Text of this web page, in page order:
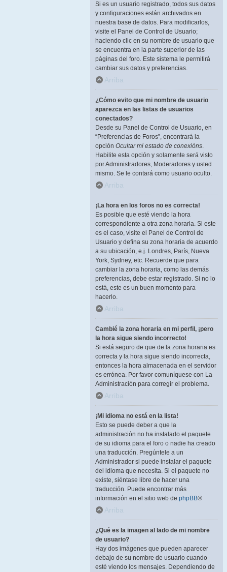
Si es un usuario registrado, todos sus datos
y configuraciones están archivados en
nuestra base de datos. Para modificarlos,
visite el Panel de Control de Usuario;
haciendo clic en su nombre de usuario que
se encuentra en la parte superior de las
páginas del foro. Este sistema le permitirá
cambiar sus datos y preferencias.
Arriba
¿Cómo evito que mi nombre de usuario
aparezca en las listas de usuarios
conectados?
Desde su Panel de Control de Usuario, en
“Preferencias de Foros”, encontrará la
opción Ocultar mi estado de conexións.
Habilite esta opción y solamente será visto
por Administradores, Moderadores y usted
mismo. Se le contará como usuario oculto.
Arriba
¡La hora en los foros no es correcta!
Es posible que esté viendo la hora
correspondiente a otra zona horaria. Si este
es el caso, visite el Panel de Control de
Usuario y defina su zona horaria de acuerdo
a su ubicación, e.j. Londres, París, Nueva
York, Sydney, etc. Recuerde que para
cambiar la zona horaria, como las demás
preferencias, debe estar registrado. Si no lo
está, este es un buen momento para
hacerlo.
Arriba
Cambié la zona horaria en mi perfil, ¡pero
la hora sigue siendo incorrecto!
Si está seguro de que de la zona horaria es
correcta y la hora sigue siendo incorrecta,
entonces la hora almacenada en el servidor
es errónea. Por favor comuníquese con La
Administración para corregir el problema.
Arriba
¡Mi idioma no está en la lista!
Esto se puede deber a que la
administración no ha instalado el paquete
de su idioma para el foro o nadie ha creado
una traducción. Pregúntele a un
Administrador si puede instalar el paquete
del idioma que necesita. Si el paquete no
existe, siéntase libre de hacer una
traducción. Puede encontrar más
información en el sitio web de phpBB®
Arriba
¿Qué es la imagen al lado de mi nombre
de usuario?
Hay dos imágenes que pueden aparecer
debajo de su nombre de usuario cuando
esté viendo los mensajes. Dependiendo de